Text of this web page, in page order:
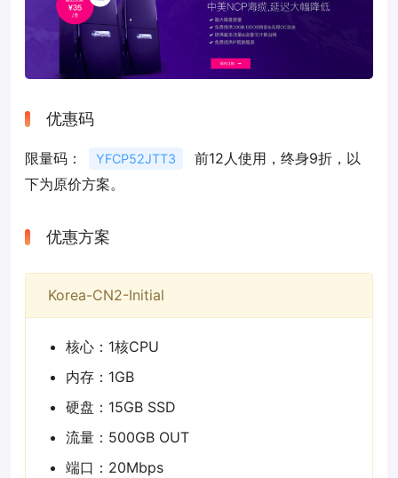
优惠码
限量码： YFCP52JTT3
前12人使用，终身9折，以
下为原价方案。
优惠方案
Korea-CN2-Initial
核心：1核CPU
内存：1GB
硬盘：15GB SSD
流量：500GB OUT
端口：20Mbps